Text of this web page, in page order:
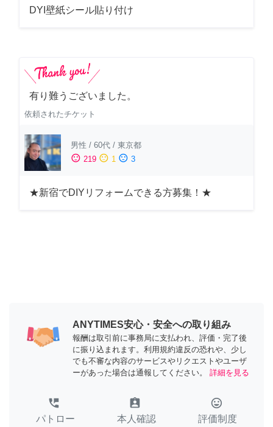
DYI壁紙シール貼り付け
有り難うございました。
依頼されたチケット
男性 / 60代 / 東京都
sentiment_satisfied 219 sentiment_neutral 1 sentiment_dissatisfied 3
★新宿でDIYリフォームできる方募集！★
ANYTIMES安心・安全への取り組み
報酬は取引前に事務局に支払われ、評価・完了後
に振り込まれます。利用規約違反の恐れや、少し
でも不審な内容のサービスやリクエストやユーザ
ーがあった場合は通報してください。
詳細を見る
perm_phone_msg
パトロー
assignment_ind
本人確認
tag_faces
評価制度